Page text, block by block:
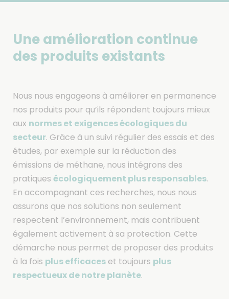
Une amélioration continue
des produits existants
Nous nous engageons à améliorer en permanence
nos produits pour qu’ils répondent toujours mieux
aux normes et exigences écologiques du
secteur. Grâce à un suivi régulier des essais et des
études, par exemple sur la réduction des
émissions de méthane, nous intégrons des
pratiques écologiquement plus responsables.
En accompagnant ces recherches, nous nous
assurons que nos solutions non seulement
respectent l’environnement, mais contribuent
également activement à sa protection. Cette
démarche nous permet de proposer des produits
à la fois plus efficaces et toujours plus
respectueux de notre planète.